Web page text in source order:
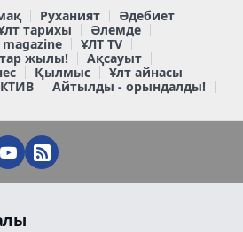
Руханият
Әдебиет
тарихы
Әлемде
magazine
ҰЛТ TV
жылы!
Ақсауыт
Қылмыс
Ұлт айнасы
Айтылды - орындалды!